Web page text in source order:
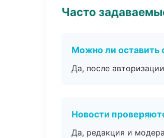
Часто
Можно ли оставить
Да, после
Новости
Да, редакция и